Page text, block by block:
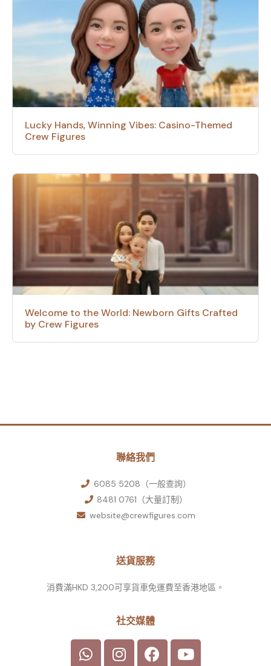
Lucky Hands, Winning Vibes: Casino-Themed
Crew Figures
Welcome to the World: Newborn Gifts Crafted
by Crew Figures
聯絡我們
6085 5208（一般查詢）
8481 0761（大量訂制）
website@crewfigures.com
送貨服務
消費滿HKD 3,200可享貨車免運費至香港地區。
社交媒體